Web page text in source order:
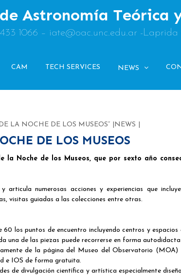
Astronomía Teórica
433 1066 – iate@oac.unc.edu.ar -
CAM TECH SERVICES NEWS
LA NOCHE DE LOS MUSEOS” NEWS
DE LOS MUSEOS
la Noche de los Museos, que por sexto año
articula numerosas acciones y experiencias que
visitas guiadas a las colecciones entre otras.
los puntos de encuentro incluyendo centros y espacios
una de las piezas puede recorrerse en forma
de la página del Museo del Observatorio (MOA)
e IOS de forma gratuita.
de divulgación científica y artística especialmente